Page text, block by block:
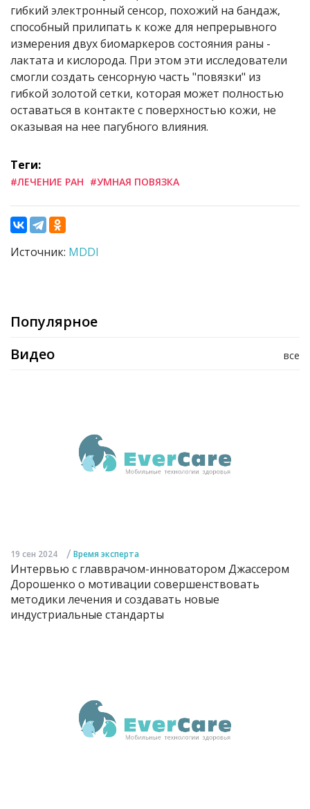
гибкий электронный сенсор, похожий на бандаж,
способный прилипать к коже для непрерывного
измерения двух биомаркеров состояния раны -
лактата и кислорода. При этом эти исследователи
смогли создать сенсорную часть "повязки" из
гибкой золотой сетки, которая может полностью
оставаться в контакте с поверхностью кожи, не
оказывая на нее пагубного влияния.
Теги:
#ЛЕЧЕНИЕ РАН #УМНАЯ ПОВЯЗКА
Источник: MDDI
Популярное
все
Видео
19 сен 2024 / Время эксперта
Интервью с главврачом-инноватором Джассером
Дорошенко о мотивации совершенствовать
методики лечения и создавать новые
индустриальные стандарты